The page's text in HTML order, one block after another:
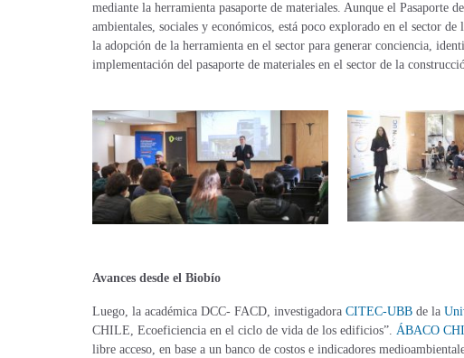
mediante la herramienta pasaporte de materiales. Aunque el
ambientales, sociales y económicos, está poco explorado en el sector
la adopción de la herramienta en el sector para generar conciencia,
implementación del pasaporte de materiales en el sector de la
Avances desde el Biobío
Luego, la académica DCC- FACD, investigadora CITEC-UBB de la
CHILE, Ecoeficiencia en el ciclo de vida de los edificios”. ÁBACO
libre acceso, en base a un banco de costos e indicadores